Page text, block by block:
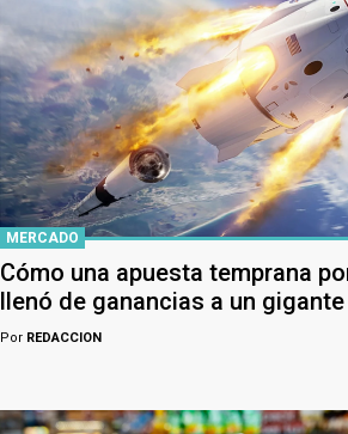
MERCADO
Cómo una apuesta temprana
llenó de ganancias a un
Por REDACCION